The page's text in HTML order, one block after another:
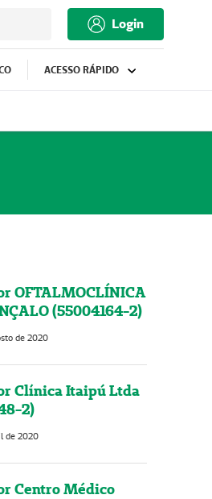
Login
ACESSO RÁPIDO
OFTALMOCLÍNICA
(55004164-2)
de 2020
Clínica Itaipú Ltda
2)
de 2020
Centro Médico